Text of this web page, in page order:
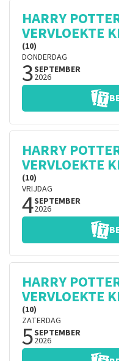
HARRY
VERVLOEKTE
(10)
DONDERDAG
3SEPTEMBER
2026
HARRY
VERVLOEKTE
(10)
VRIJDAG
4SEPTEMBER
2026
HARRY
VERVLOEKTE
(10)
ZATERDAG
5SEPTEMBER
2026